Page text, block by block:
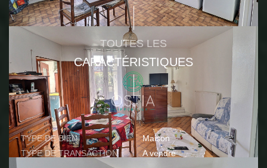
TOUTES LES
CARACTÉRISTIQUES
GÉNÉRAL
TYPE DE BIEN
Maison
TYPE DE TRANSACTION
A vendre